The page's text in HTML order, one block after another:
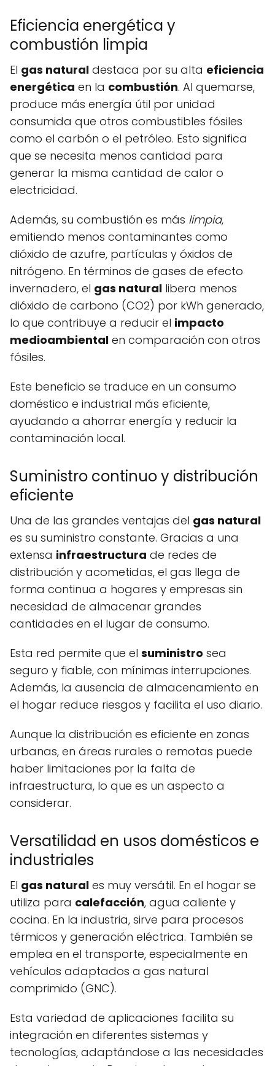
Eficiencia energética y
combustión limpia
El gas natural destaca por su alta eficiencia
energética en la combustión. Al quemarse,
produce más energía útil por unidad
consumida que otros combustibles fósiles
como el carbón o el petróleo. Esto significa
que se necesita menos cantidad para
generar la misma cantidad de calor o
electricidad.
Además, su combustión es más limpia,
emitiendo menos contaminantes como
dióxido de azufre, partículas y óxidos de
nitrógeno. En términos de gases de efecto
invernadero, el gas natural libera menos
dióxido de carbono (CO2) por kWh generado,
lo que contribuye a reducir el impacto
medioambiental en comparación con otros
fósiles.
Este beneficio se traduce en un consumo
doméstico e industrial más eficiente,
ayudando a ahorrar energía y reducir la
contaminación local.
Suministro continuo y distribución
eficiente
Una de las grandes ventajas del gas natural
es su suministro constante. Gracias a una
extensa infraestructura de redes de
distribución y acometidas, el gas llega de
forma continua a hogares y empresas sin
necesidad de almacenar grandes
cantidades en el lugar de consumo.
Esta red permite que el suministro sea
seguro y fiable, con mínimas interrupciones.
Además, la ausencia de almacenamiento en
el hogar reduce riesgos y facilita el uso diario.
Aunque la distribución es eficiente en zonas
urbanas, en áreas rurales o remotas puede
haber limitaciones por la falta de
infraestructura, lo que es un aspecto a
considerar.
Versatilidad en usos domésticos e
industriales
El gas natural es muy versátil. En el hogar se
utiliza para calefacción, agua caliente y
cocina. En la industria, sirve para procesos
térmicos y generación eléctrica. También se
emplea en el transporte, especialmente en
vehículos adaptados a gas natural
comprimido (GNC).
Esta variedad de aplicaciones facilita su
integración en diferentes sistemas y
tecnologías, adaptándose a las necesidades